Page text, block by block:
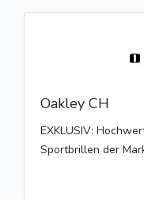
Oakley CH
EXKLUSIV:
Sportbrillen der